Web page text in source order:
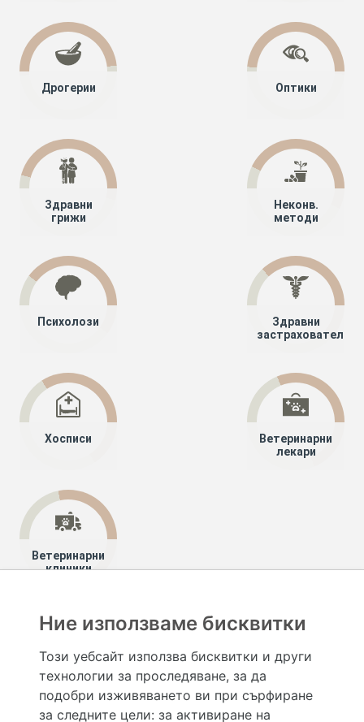
Дрогерии Оптики
Здравни
грижи
Неконв.
методи
Психолози
Здравни
застрахователи
Хосписи
Ветеринарни
лекари
Ветеринарни
клиники
Специалисти
Hapche.bg НЕ е медицински, зравен или сроден специалист и НЕ дава медицински
консултации и здравни съвети. Hapche.bg НЕ се явява медицинска услуга и НЕ
осигурява диагноза и лечение. Hapche.bg НЕ препоръчва медицински и други здравни и
сродни специалисти и заведения. Hapche.bg НЕ търгува с лекарствени продукти и
Ние използваме бисквитки
Този уебсайт използва бисквитки и други
технологии за проследяване, за да
подобри изживяването ви при сърфиране
за следните цели: за активиране на